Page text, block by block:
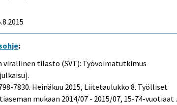
:
virallinen tilasto (SVT): Työvoimatutkimus
7830. Heinäkuu 2015, Liitetaulukko 8. Työlliset
mukaan 2014/07 - 2015/07, 15-74-vuotiaat .